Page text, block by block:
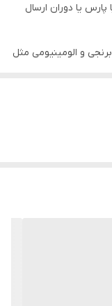
پارس یا دوران ارسال
و الومینیومی مثل